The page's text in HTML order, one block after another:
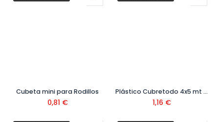
Cubeta mini para Rodillos
0,81 €
Plástico Cubretodo 4x5 mt 12 μ Ref. 10391042
1,16 €